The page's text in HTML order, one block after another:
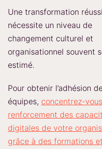
Une transformation
nécessite un niveau de
changement culturel et
organisationnel souvent
estimé.
Pour obtenir l’adhésion
équipes, concentrez-
renforcement des
digitales de votre
grâce à des formations